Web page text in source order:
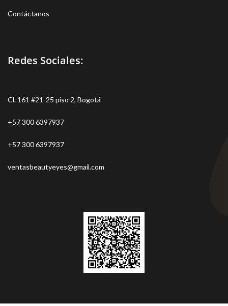
Contáctanos
Redes Sociales:
Cl. 161 #21-25 piso 2, Bogotá
+57 300 6397937
+57 300 6397937
ventasbeautyeyes@gmail.com